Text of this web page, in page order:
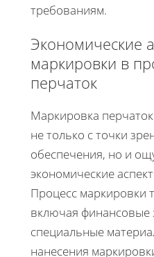
требованиям.
Экономические
маркировки в
перчаток
Маркировка
не только с точки
обеспечения, но и
экономические
Процесс маркировки
включая финансовые
специальные
нанесения